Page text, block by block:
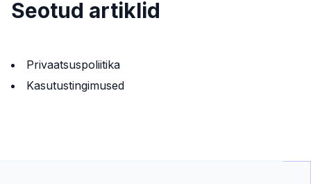
Seotud artiklid
Privaatsuspoliitika
Kasutustingimused